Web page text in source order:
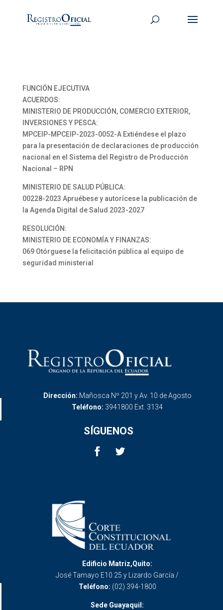
FUNCIÓN EJECUTIVA
ACUERDOS:
MINISTERIO DE PRODUCCIÓN, COMERCIO EXTERIOR,
INVERSIONES Y PESCA:
MPCEIP-MPCEIP-2023-0052-A Extiéndese el plazo
para la presentación de declaraciones de producción
nacional en el Sistema del Registro de Producción
Nacional – RPN
MINISTERIO DE SALUD PÚBLICA:
00228-2023 Apruébese y autorícese la publicación de
la Agenda Digital de Salud 2023-2027
RESOLUCIÓN:
MINISTERIO DE ECONOMÍA Y FINANZAS:
069 Otórguese la felicitación pública al equipo de
seguridad ministerial
Dirección: Mañosca Nº 201 y Av. 10 de Agosto
Teléfono: 3941800 Ext. 3134
SÍGUENOS
Edificio Matriz,Quito:
José Tamayo E10 25 y Lizardo García /
Teléfono: (02) 394-1800
Sede Guayaquil: